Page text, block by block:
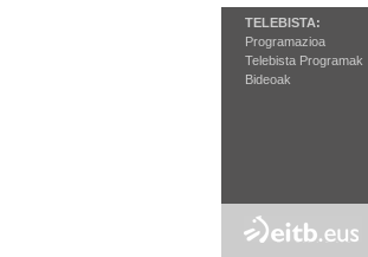
TELEBISTA:
Programazioa
Telebista Programak
Bideoak